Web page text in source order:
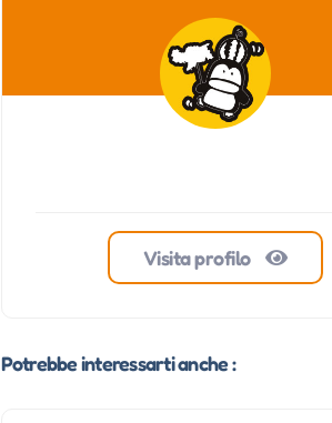
Visita profilo
Potrebbe interessarti anche :